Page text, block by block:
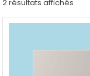
2 résultats affichés
par